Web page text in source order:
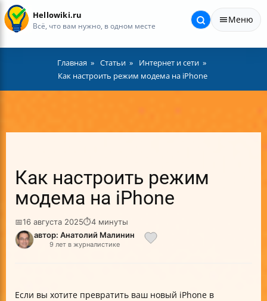
Hellowiki.ru
Всё, что вам нужно, в одном месте
Меню
Главная Статьи
Интернет и сети
Как настроить режим модема на iPhone
Как настроить режим
модема на iPhone
📅16 августа 2025⏱4 минуты
автор: Анатолий Малинин
9 лет в журналистике
Если вы хотите превратить ваш новый iPhone в